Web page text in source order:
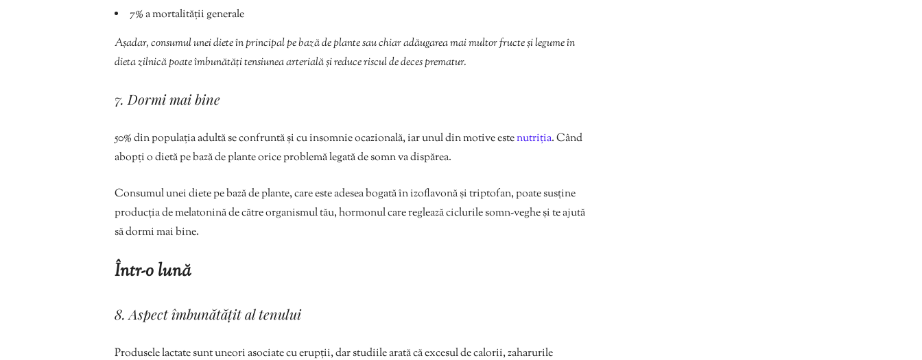
7% a mortalității generale
Așadar, consumul unei diete în principal pe bază de plante sau chiar adăugarea mai multor fructe și legume în
dieta zilnică poate îmbunătăți tensiunea arterială și reduce riscul de deces prematur.
7. Dormi mai bine
50% din populația adultă se confruntă și cu insomnie ocazională, iar unul din motive estenutriția. Când
abopți o dietă pe bază de plante orice problemă legată de somn va dispărea.
Consumul unei diete pe bază de plante, care este adesea bogată în izoflavonă și triptofan, poate susține
producția de melatonină de către organismul tău, hormonul care reglează ciclurile somn-veghe și te ajută
să dormi mai bine.
Într-o lună
8. Aspect îmbunătățit al tenului
Produsele lactate sunt uneori asociate cu erupții, dar studiile arată că excesul de calorii, zaharurile